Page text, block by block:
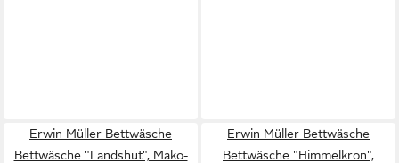
Erwin Müller Bettwäsche
Bettwäsche "Landshut", Mako-
Erwin Müller Bettwäsche
Bettwäsche "Himmelkron",